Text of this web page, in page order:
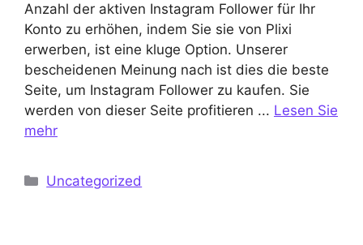
Anzahl der aktiven Instagram Follower für Ihr
Konto zu erhöhen, indem Sie sie von Plixi
erwerben, ist eine kluge Option. Unserer
bescheidenen Meinung nach ist dies die beste
Seite, um Instagram Follower zu kaufen. Sie
werden von dieser Seite profitieren ... Lesen Sie
mehr
Kategorien
Uncategorized